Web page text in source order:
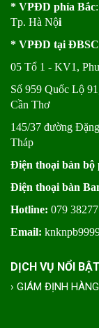
* VPĐD phía Bắc
Tp. Hà Nội
* VPĐD tại
05 Tổ 1 - KV1,
Số 959 Quốc Lộ
Cần Thơ
145/37 đường
Tháp
Điện thoại bàn bộ
Điện thoại bàn
Hotline: 079
Email:
DỊCH VỤ NỔI BẬT
› GIÁM ĐỊNH